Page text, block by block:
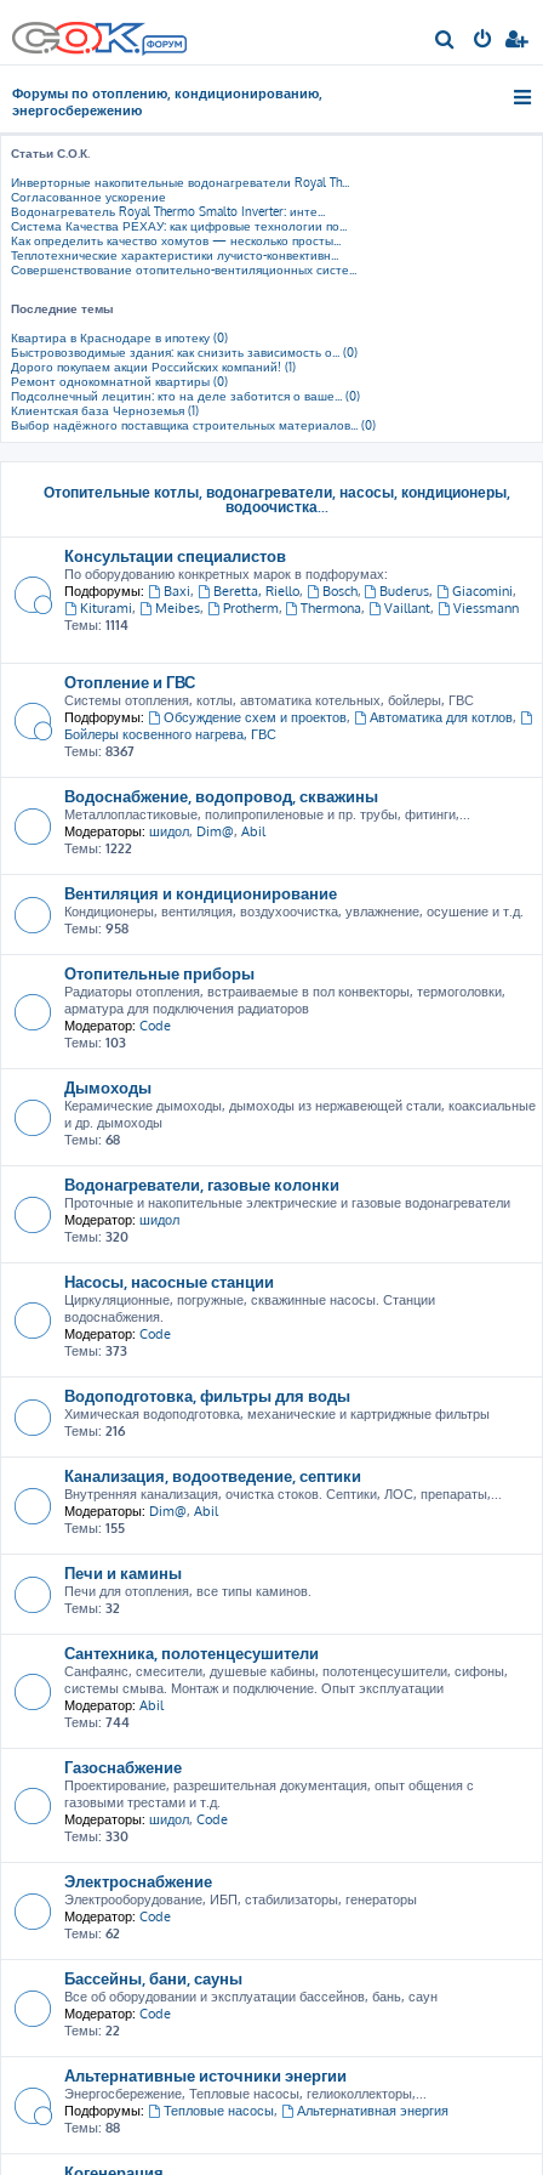
о
Форумы по отоплению, кондиционированию,
энергосбережению
Статьи С.О.К.
Инверторные накопительные водонагреватели Royal Th...
Согласованное ускорение
Водонагреватель Royal Thermo Smalto Inverter: инте...
Система Качества РЕХАУ: как цифровые технологии по...
Как определить качество хомутов — несколько просты...
Теплотехнические характеристики лучисто-конвективн...
Совершенствование отопительно-вентиляционных систе...
Последние темы
Квартира в Краснодаре в ипотеку (0)
Быстровозводимые здания: как снизить зависимость о... (0)
Дорого покупаем акции Российских компаний! (1)
Ремонт однокомнатной квартиры (0)
Подсолнечный лецитин: кто на деле заботится о ваше... (0)
Клиентская база Черноземья (1)
Выбор надёжного поставщика строительных материалов... (0)
Отопительные котлы, водонагреватели, насосы, кондиционеры,
водоочистка...
Консультации специалистов
По оборудованию конкретных марок в подфорумах:
Подфорумы:
Baxi, Beretta, Riello, Bosch, Buderus, Giacomini,
Kiturami, Meibes, Protherm, Thermona, Vaillant,
Viessmann
Темы: 1114
Отопление и ГВС
Системы отопления, котлы, автоматика котельных, бойлеры, ГВС
Подфорумы:
Обсуждение схем и проектов, Автоматика для котлов,
Бойлеры косвенного нагрева, ГВС
Темы: 8367
Водоснабжение, водопровод, скважины
Металлопластиковые, полипропиленовые и пр. трубы, фитинги,...
Модераторы: шидол, Dim@, Abil
Темы: 1222
Вентиляция и кондиционирование
Кондиционеры, вентиляция, воздухоочистка, увлажнение, осушение и т.д.
Темы: 958
Отопительные приборы
Радиаторы отопления, встраиваемые в пол конвекторы, термоголовки,
арматура для подключения радиаторов
Модератор: Code
Темы: 103
Дымоходы
Керамические дымоходы, дымоходы из нержавеющей стали, коаксиальные
и др. дымоходы
Темы: 68
Водонагреватели, газовые колонки
Проточные и накопительные электрические и газовые водонагреватели
Модератор: шидол
Темы: 320
Насосы, насосные станции
Циркуляционные, погружные, скважинные насосы. Станции
водоснабжения.
Модератор: Code
Темы: 373
Водоподготовка, фильтры для воды
Химическая водоподготовка, механические и картриджные фильтры
Темы: 216
Канализация, водоотведение, септики
Внутренняя канализация, очистка стоков. Септики, ЛОС, препараты,...
Модераторы: Dim@, Abil
Темы: 155
Печи и камины
Печи для отопления, все типы каминов.
Темы: 32
Сантехника, полотенцесушители
Санфаянс, смесители, душевые кабины, полотенцесушители, сифоны,
системы смыва. Монтаж и подключение. Опыт эксплуатации
Модератор: Abil
Темы: 744
Газоснабжение
Проектирование, разрешительная документация, опыт общения с
газовыми трестами и т.д.
Модераторы: шидол, Code
Темы: 330
Электроснабжение
Электрооборудование, ИБП, стабилизаторы, генераторы
Модератор: Code
Темы: 62
Бассейны, бани, сауны
Все об оборудовании и эксплуатации бассейнов, бань, саун
Модератор: Code
Темы: 22
Альтернативные источники энергии
Энергосбережение, Тепловые насосы, гелиоколлекторы,...
Подфорумы:
Тепловые насосы,
Альтернативная энергия
Темы: 88